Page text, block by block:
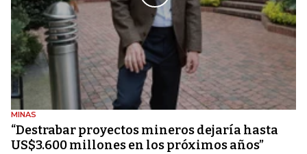
MINAS
“Destrabar proyectos mineros dejaría hasta
US$3.600 millones en los próximos años”